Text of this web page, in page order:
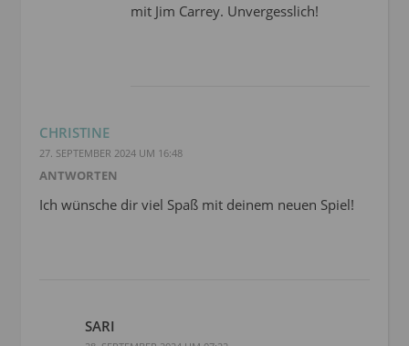
mit Jim Carrey. Unvergesslich!
CHRISTINE
27. SEPTEMBER 2024 UM 16:48
ANTWORTEN
Ich wünsche dir viel Spaß mit deinem neuen Spiel!
SARI